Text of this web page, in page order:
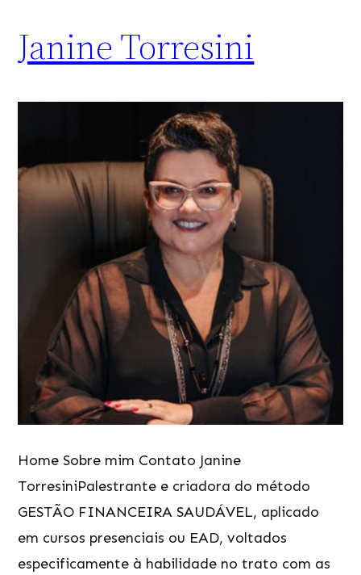
Janine Torresini
Home Sobre mim Contato Janine
TorresiniPalestrante e criadora do método
GESTÃO FINANCEIRA SAUDÁVEL, aplicado
em cursos presenciais ou EAD, voltados
especificamente à habilidade no trato com as